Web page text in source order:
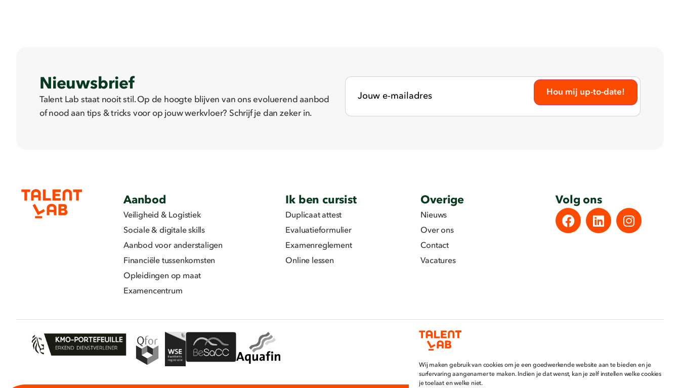
Wij maken gebruik van cookies om je een goedwerkende website aan te bieden en je
surfervaring aangenamer te maken. Indien je dat wenst, kan je zelf instellen welke cookies
je toelaat en welke niet.
Nieuwsbrief
Talent Lab staat nooit stil. Op de hoogte blijven van ons evoluerend aanbod
of nood aan tips & tricks voor op jouw werkvloer? Schrijf je dan zeker in.
Aanbod
Veiligheid & Logistiek
Sociale & digitale skills
Aanbod voor anderstaligen
Financiële tussenkomsten
Opleidingen op maat
Examencentrum
Ik ben cursist
Duplicaat attest
Evaluatieformulier
Examenreglement
Online lessen
Overige
Nieuws
Over ons
Contact
Vacatures
Volg ons